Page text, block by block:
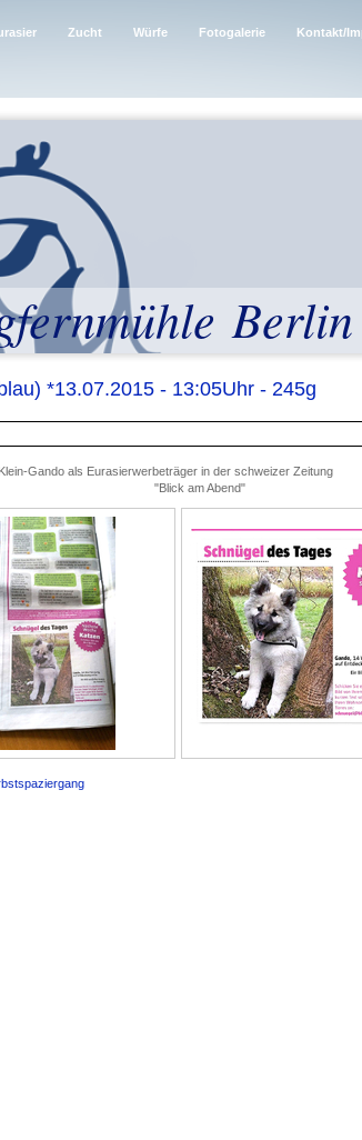
Zucht Würfe Fotogalerie Kontakt/
Berlin
*13.07.2015 - 13:05Uhr - 245g
Gando als Eurasierwerbeträger in der schweizer Zeitung
"Blick am Abend"